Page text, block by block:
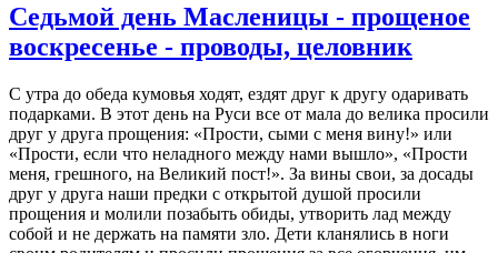
Седьмой день Масленицы - прощеное
воскресенье - проводы, целовник
С утра до обеда кумовья ходят, ездят друг к другу одаривать
подарками. В этот день на Руси все от мала до велика просили
друг у друга прощения: «Прости, сыми с меня вину!» или
«Прости, если что неладного между нами вышло», «Прости
меня, грешного, на Великий пост!». За вины свои, за досады
друг у друга наши предки с открытой душой просили
прощения и молили позабыть обиды, утворить лад между
собой и не держать на памяти зло. Дети кланялись в ноги